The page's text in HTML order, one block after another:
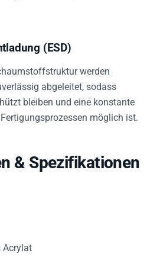
(ESD)
werden
abgeleitet, sodass
bleiben und eine konstante
möglich ist.
& Spezifikationen
Acrylat